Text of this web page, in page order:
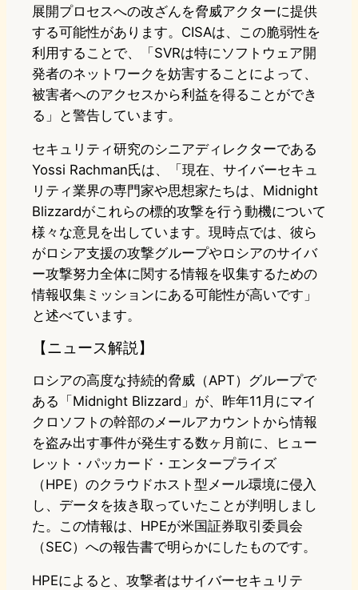
展開プロセスへの改ざんを脅威アクターに提供
する可能性があります。CISAは、この脆弱性を
利用することで、「SVRは特にソフトウェア開
発者のネットワークを妨害することによって、
被害者へのアクセスから利益を得ることができ
る」と警告しています。
セキュリティ研究のシニアディレクターである
Yossi Rachman氏は、「現在、サイバーセキュ
リティ業界の専門家や思想家たちは、Midnight
Blizzardがこれらの標的攻撃を行う動機について
様々な意見を出しています。現時点では、彼ら
がロシア支援の攻撃グループやロシアのサイバ
ー攻撃努力全体に関する情報を収集するための
情報収集ミッションにある可能性が高いです」
と述べています。
【ニュース解説】
ロシアの高度な持続的脅威（APT）グループで
ある「Midnight Blizzard」が、昨年11月にマイ
クロソフトの幹部のメールアカウントから情報
を盗み出す事件が発生する数ヶ月前に、ヒュー
レット・パッカード・エンタープライズ
（HPE）のクラウドホスト型メール環境に侵入
し、データを抜き取っていたことが判明しまし
た。この情報は、HPEが米国証券取引委員会
（SEC）への報告書で明らかにしたものです。
HPEによると、攻撃者はサイバーセキュリテ